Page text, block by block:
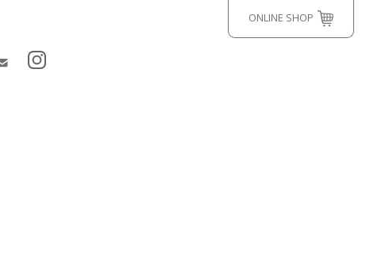
ONLINE SHOP